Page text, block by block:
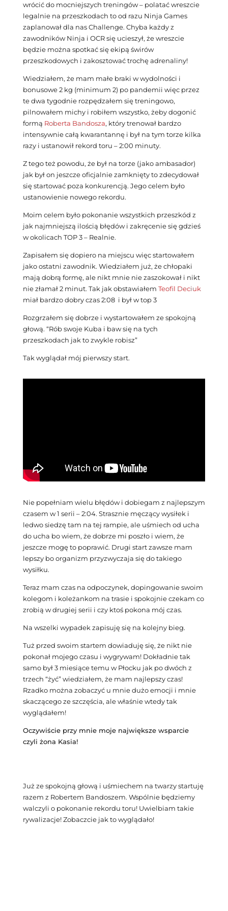
wrócić do mocniejszych treningów – polatać wreszcie
legalnie na przeszkodach to od razu Ninja Games
zaplanował dla nas Challenge. Chyba każdy z
zawodników Ninja i OCR się ucieszył, że wreszcie
będzie można spotkać się ekipą świrów
przeszkodowych i zakosztować trochę adrenaliny!
Wiedziałem, że mam małe braki w wydolności i
bonusowe 2 kg (minimum 2) po pandemii więc przez
te dwa tygodnie rozpędzałem się treningowo,
pilnowałem michy i robiłem wszystko, żeby dogonić
formą Roberta Bandosza, który trenował bardzo
intensywnie całą kwarantannę i był na tym torze kilka
razy i ustanowił rekord toru – 2:00 minuty.
Z tego też powodu, że był na torze (jako ambasador)
jak był on jeszcze oficjalnie zamknięty to zdecydował
się startować poza konkurencją. Jego celem było
ustanowienie nowego rekordu.
Moim celem było pokonanie wszystkich przeszkód z
jak najmniejszą ilością błędów i zakręcenie się gdzieś
w okolicach TOP 3 – Realnie.
Zapisałem się dopiero na miejscu więc startowałem
jako ostatni zawodnik. Wiedziałem już, że chłopaki
mają dobrą formę, ale nikt mnie nie zaszokował i nikt
nie złamał 2 minut. Tak jak obstawiałem Teofil Deciuk
miał bardzo dobry czas 2:08 i był w top 3
Rozgrzałem się dobrze i wystartowałem ze spokojną
głową. “Rób swoje Kuba i baw się na tych
przeszkodach jak to zwykle robisz”
Tak wyglądał mój pierwszy start.
Nie popełniam wielu błędów i dobiegam z najlepszym
czasem w 1 serii – 2:04. Strasznie męczący wysiłek i
ledwo siedzę tam na tej rampie, ale uśmiech od ucha
do ucha bo wiem, że dobrze mi poszło i wiem, że
jeszcze mogę to poprawić. Drugi start zawsze mam
lepszy bo organizm przyzwyczaja się do takiego
wysiłku.
Teraz mam czas na odpoczynek, dopingowanie swoim
kolegom i koleżankom na trasie i spokojnie czekam co
zrobią w drugiej serii i czy ktoś pokona mój czas.
Na wszelki wypadek zapisuję się na kolejny bieg.
Tuż przed swoim startem dowiaduję się, że nikt nie
pokonał mojego czasu i wygrywam! Dokładnie tak
samo był 3 miesiące temu w Płocku jak po dwóch z
trzech “żyć” wiedziałem, że mam najlepszy czas!
Rzadko można zobaczyć u mnie dużo emocji i mnie
skaczącego ze szczęścia, ale właśnie wtedy tak
wyglądałem!
Oczywiście przy mnie moje największe wsparcie
czyli żona Kasia!
Już ze spokojną głową i uśmiechem na twarzy startuję
razem z Robertem Bandoszem. Wspólnie będziemy
walczyli o pokonanie rekordu toru! Uwielbiam takie
rywalizacje! Zobaczcie jak to wyglądało!